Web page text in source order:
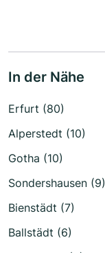
In der Nähe
Erfurt (80)
Alperstedt (10)
Gotha (10)
Sondershausen (9)
Bienstädt (7)
Ballstädt (6)